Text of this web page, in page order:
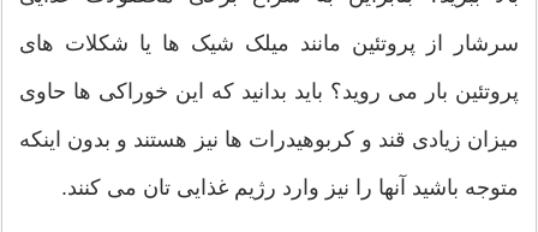
سرشار از پروتئین مانند میلک شیک ها یا شکلات های
پروتئین بار می روید؟ باید بدانید که این خوراکی ها حاوی
میزان زیادی قند و کربوهیدرات ها نیز هستند و بدون اینکه
متوجه باشید آنها را نیز وارد رژیم غذایی تان می کنند.